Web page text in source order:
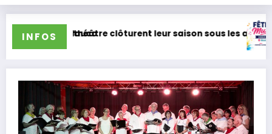
INFOS
clôturent leur saison sous les applaudissements
Les